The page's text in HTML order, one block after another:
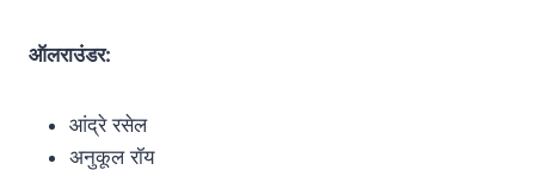
ऑलराउंडर:
आंद्रे रसेल
अनुकूल रॉय